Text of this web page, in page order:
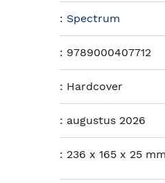
: Spectrum
: 9789000407712
: Hardcover
: augustus 2026
: 236 x 165 x 25